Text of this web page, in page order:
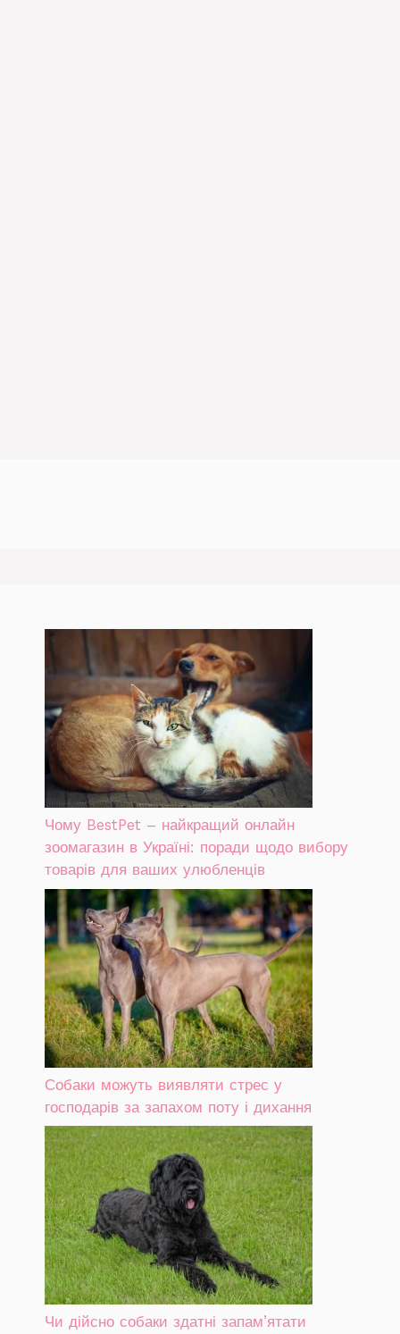
Чому BestPet – найкращий онлайн
зоомагазин в Україні: поради щодо вибору
товарів для ваших улюбленців
Собаки можуть виявляти стрес у
господарів за запахом поту і дихання
Чи дійсно собаки здатні запам’ятати